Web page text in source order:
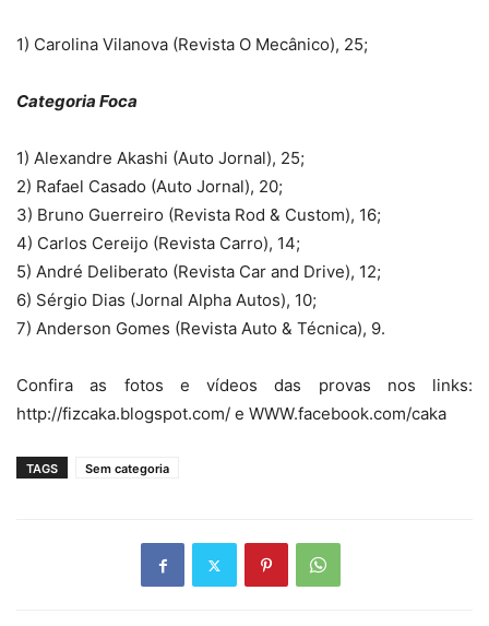
1) Carolina Vilanova (Revista O Mecânico), 25;
Categoria Foca
1) Alexandre Akashi (Auto Jornal), 25;
2) Rafael Casado (Auto Jornal), 20;
3) Bruno Guerreiro (Revista Rod & Custom), 16;
4) Carlos Cereijo (Revista Carro), 14;
5) André Deliberato (Revista Car and Drive), 12;
6) Sérgio Dias (Jornal Alpha Autos), 10;
7) Anderson Gomes (Revista Auto & Técnica), 9.
Confira as fotos e vídeos das provas nos links:
http://fizcaka.blogspot.com/ e WWW.facebook.com/caka
TAGS Sem categoria